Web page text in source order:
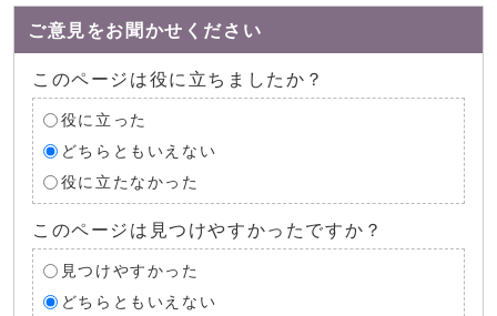
ご意見をお聞かせください
このページは役に立ちましたか？
役に立った
どちらともいえない
役に立たなかった
このページは見つけやすかったですか？
見つけやすかった
どちらともいえない